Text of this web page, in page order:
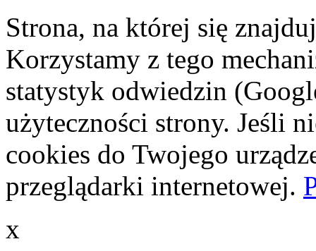
Strona, na której się
Korzystamy z tego
statystyk odwiedzin
użyteczności strony. Jeśli
cookies do Twojego
przeglądarki internetowej.
x